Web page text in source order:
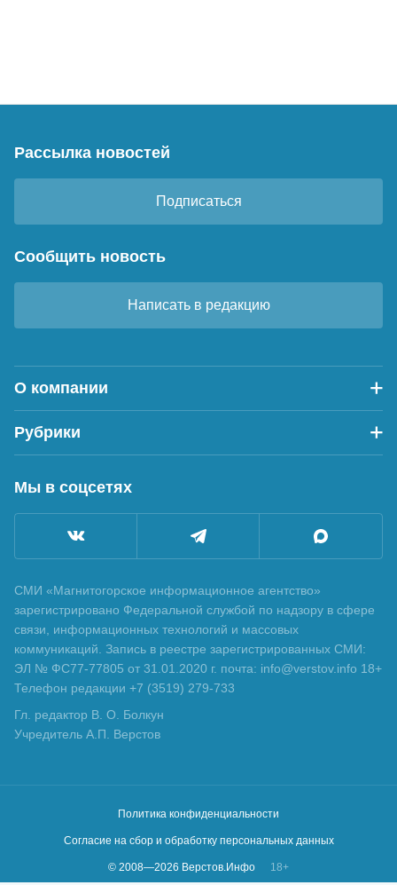
Рассылка новостей
Подписаться
Сообщить новость
Написать в редакцию
О компании
Рубрики
Мы в соцсетях
СМИ «Магнитогорское информационное агентство»
зарегистрировано Федеральной службой по надзору в сфере
связи, информационных технологий и массовых
коммуникаций. Запись в реестре зарегистрированных СМИ:
ЭЛ № ФС77-77805 от 31.01.2020 г. почта: info@verstov.info 18+
Телефон редакции +7 (3519) 279-733
Гл. редактор В. О. Болкун
Учредитель А.П. Верстов
Политика конфиденциальности
Согласие на сбор и обработку персональных данных
© 2008—2026 Верстов.Инфо 18+